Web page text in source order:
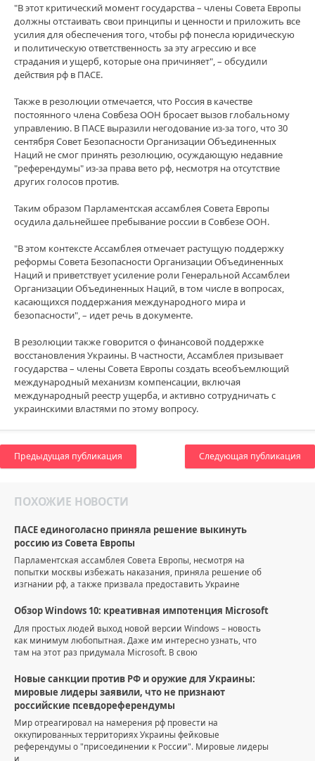
"В этот критический момент государства – члены Совета Европы
должны отстаивать свои принципы и ценности и приложить все
усилия для обеспечения того, чтобы рф понесла юридическую
и политическую ответственность за эту агрессию и все
страдания и ущерб, которые она причиняет", – обсудили
действия рф в ПАСЕ.
Также в резолюции отмечается, что Россия в качестве
постоянного члена Совбеза ООН бросает вызов глобальному
управлению. В ПАСЕ выразили негодование из-за того, что 30
сентября Совет Безопасности Организации Объединенных
Наций не смог принять резолюцию, осуждающую недавние
"референдумы" из-за права вето рф, несмотря на отсутствие
других голосов против.
Таким образом Парламентская ассамблея Совета Европы
осудила дальнейшее пребывание россии в Совбезе ООН.
"В этом контексте Ассамблея отмечает растущую поддержку
реформы Совета Безопасности Организации Объединенных
Наций и приветствует усиление роли Генеральной Ассамблеи
Организации Объединенных Наций, в том числе в вопросах,
касающихся поддержания международного мира и
безопасности", – идет речь в документе.
В резолюции также говорится о финансовой поддержке
восстановления Украины. В частности, Ассамблея призывает
государства – члены Совета Европы создать всеобъемлющий
международный механизм компенсации, включая
международный реестр ущерба, и активно сотрудничать с
украинскими властями по этому вопросу.
Предыдущая публикация Следующая публикация
ПОХОЖИЕ НОВОСТИ
ПАСЕ единоголасно приняла решение выкинуть
россию из Совета Европы
Парламентская ассамблея Совета Европы, несмотря на
попытки москвы избежать наказания, приняла решение об
изгнании рф, а также призвала предоставить Украине
Обзор Windows 10: креативная импотенция Microsoft
Для простых людей выход новой версии Windows – новость
как минимум любопытная. Даже им интересно узнать, что
там на этот раз придумала Microsoft. В свою
Новые санкции против РФ и оружие для Украины:
мировые лидеры заявили, что не признают
российские псевдореферендумы
Мир отреагировал на намерения рф провести на
оккупированных территориях Украины фейковые
референдумы о "присоединении к России". Мировые лидеры
и